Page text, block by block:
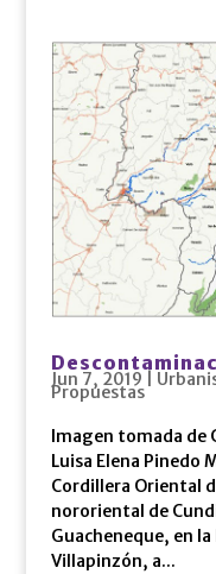
Jun 7, 2019
Propuestas
Imagen tomada
Luisa Elena Pinedo
Cordillera Oriental
nororiental de
Guacheneque, en
Villapinzón, a...